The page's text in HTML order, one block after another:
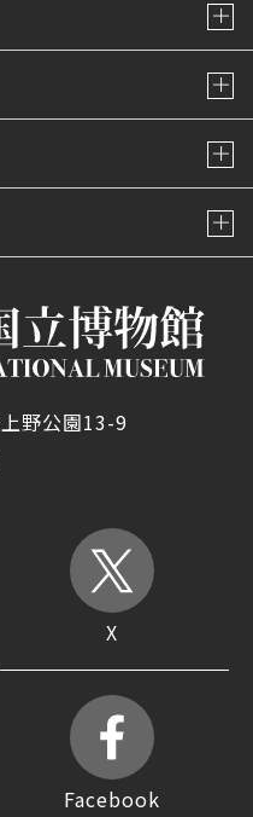
野公園13-9
X
Facebook